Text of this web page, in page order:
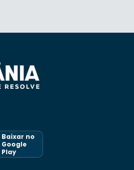
Baixar no
Google
Play